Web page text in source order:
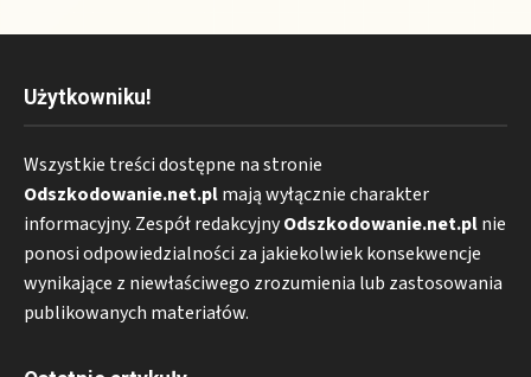
Użytkowniku!
Wszystkie treści dostępne na stronie
Odszkodowanie.net.plmają wyłącznie charakter
informacyjny. Zespół redakcyjnyOdszkodowanie.net.plnie
ponosi odpowiedzialności za jakiekolwiek konsekwencje
wynikające z niewłaściwego zrozumienia lub zastosowania
publikowanych materiałów.